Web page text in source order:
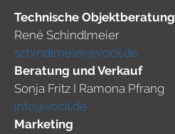
Technische Objektberatung
René Schindlmeier
schindlmeier@vocil.de
Beratung und Verkauf
Sonja Fritz I Ramona Pfrang
info@vocil.de
Marketing